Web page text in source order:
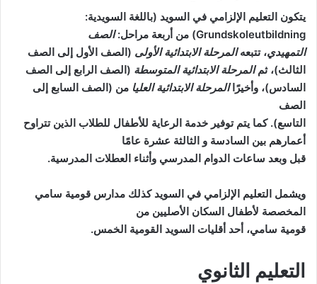
يتكون التعليم الإلزامي في السويد (باللغة السويدية:
Grundskoleutbildning) من أربعة مراحل:
الصف
التمهيدي، تتبعهالمرحلة الابتدائية الأولى (الصف الأول إلى الصف
الثالث)، ثمالمرحلة الابتدائية المتوسطة (الصف الرابع إلى الصف
السادس)، وأخيرًاالمرحلة الابتدائية العليا من (الصف السابع إلى
الصف
التاسع). كما يتم توفير خدمة الرعاية للأطفال للطلاب الذين تتراوح
أعمارهم بين السادسة و الثالثة عشرة عامًا
قبل وبعد ساعات الدوام المدرسي وأثناء العطلات المدرسية.
ويشمل التعليم الإلزامي في السويد كذلك مدارس قومية سامي
المخصصة لأطفال السكان الأصليين من
قومية سامي، أحد أقليات السويد القومية الخمس.
التعليم الثانوي